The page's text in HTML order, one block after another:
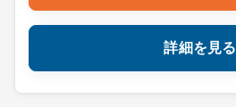
詳細を見る